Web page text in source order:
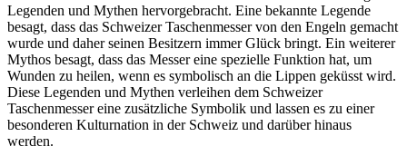
Legenden und Mythen hervorgebracht. Eine bekannte Legende
besagt, dass das Schweizer Taschenmesser von den Engeln gemacht
wurde und daher seinen Besitzern immer Glück bringt. Ein weiterer
Mythos besagt, dass das Messer eine spezielle Funktion hat, um
Wunden zu heilen, wenn es symbolisch an die Lippen geküsst wird.
Diese Legenden und Mythen verleihen dem Schweizer
Taschenmesser eine zusätzliche Symbolik und lassen es zu einer
besonderen Kulturnation in der Schweiz und darüber hinaus
werden.